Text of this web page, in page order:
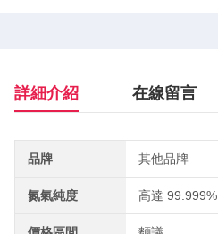
詳細介紹 在線留言
品牌 其他品牌
氮氣純度 高達 99.999%